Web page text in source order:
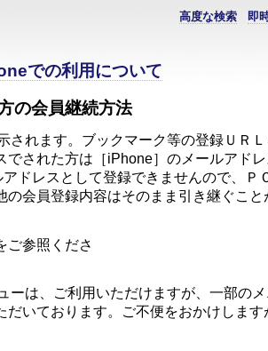
即
高度な検索
での利用について
の会員継続方法
されます。ブックマーク等の登録ＵＲ
された方は［iPhone］のメールアド
ドレスとして登録できませんので、Ｐ
会員登録内容はそのまま引き継ぐこと
ご参照くださ
は、ご利用いただけますが、一部の
いております。ご不便をおかけします